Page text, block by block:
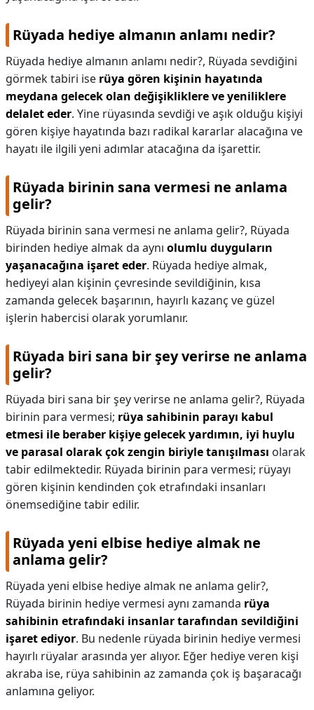
Rüyada hediye almanın anlamı nedir?
Rüyada hediye almanın anlamı nedir?, Rüyada sevdiğini
görmek tabiri ise rüya gören kişinin hayatında
meydana gelecek olan değişikliklere ve yeniliklere
delalet eder. Yine rüyasında sevdiği ve aşık olduğu kişiyi
gören kişiye hayatında bazı radikal kararlar alacağına ve
hayatı ile ilgili yeni adımlar atacağına da işarettir.
Rüyada birinin sana vermesi ne anlama
gelir?
Rüyada birinin sana vermesi ne anlama gelir?, Rüyada
birinden hediye almak da aynı olumlu duyguların
yaşanacağına işaret eder. Rüyada hediye almak,
hediyeyi alan kişinin çevresinde sevildiğinin, kısa
zamanda gelecek başarının, hayırlı kazanç ve güzel
işlerin habercisi olarak yorumlanır.
Rüyada biri sana bir şey verirse ne anlama
gelir?
Rüyada biri sana bir şey verirse ne anlama gelir?, Rüyada
birinin para vermesi; rüya sahibinin parayı kabul
etmesi ile beraber kişiye gelecek yardımın, iyi huylu
ve parasal olarak çok zengin biriyle tanışılması olarak
tabir edilmektedir. Rüyada birinin para vermesi; rüyayı
gören kişinin kendinden çok etrafındaki insanları
önemsediğine tabir edilir.
Rüyada yeni elbise hediye almak ne
anlama gelir?
Rüyada yeni elbise hediye almak ne anlama gelir?,
Rüyada birinin hediye vermesi aynı zamanda rüya
sahibinin etrafındaki insanlar tarafından sevildiğini
işaret ediyor. Bu nedenle rüyada birinin hediye vermesi
hayırlı rüyalar arasında yer alıyor. Eğer hediye veren kişi
akraba ise, rüya sahibinin az zamanda çok iş başaracağı
anlamına geliyor.